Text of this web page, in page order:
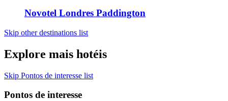
Novotel Londres Paddington
Skip other destinations list
Explore mais hotéis
Skip Pontos de interesse list
Pontos de interesse